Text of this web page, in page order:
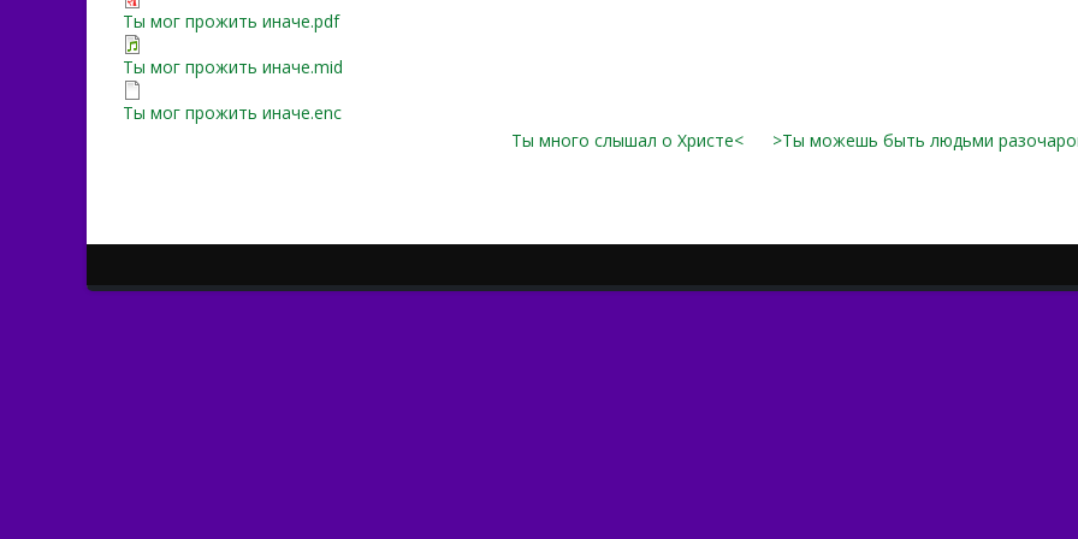
Ты мог прожить иначе.pdf
Ты мог прожить иначе.mid
Ты мог прожить иначе.enc
Ты много слышал о Христе<
>Ты можешь быть людьми